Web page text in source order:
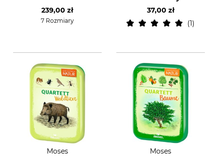
239,00 zł
7 Rozmiary
37,00 zł
1
Moses
Moses